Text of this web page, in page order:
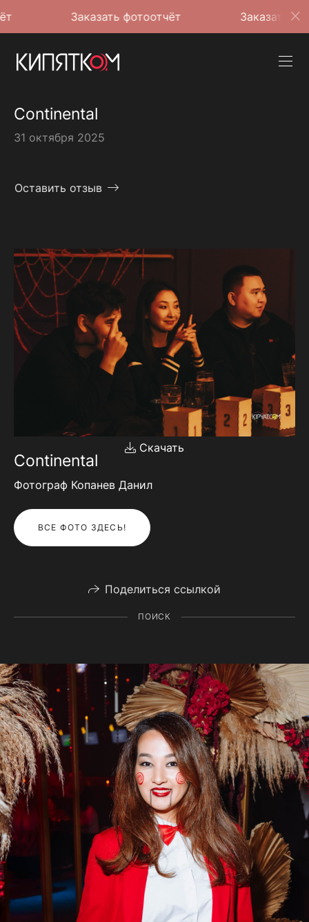
Заказать фотоотчёт Заказать фотоотчёт
Continental
31 октября 2025
Оставить отзыв
Скачать
Continental
Фотограф Копанев Данил
ВСЕ ФОТО ЗДЕСЬ!
Поделиться ссылкой
ПОИСК